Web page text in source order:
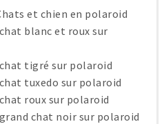
et chien en polaroid
blanc et roux sur
tigré sur polaroid
tuxedo sur polaroid
roux sur polaroid
chat noir sur polaroid